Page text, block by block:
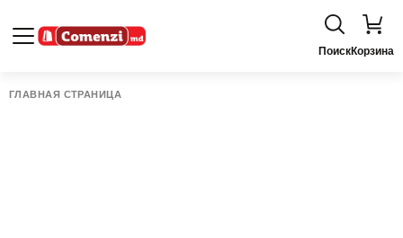
ПоискКорзина
ГЛАВНАЯ СТРАНИЦА